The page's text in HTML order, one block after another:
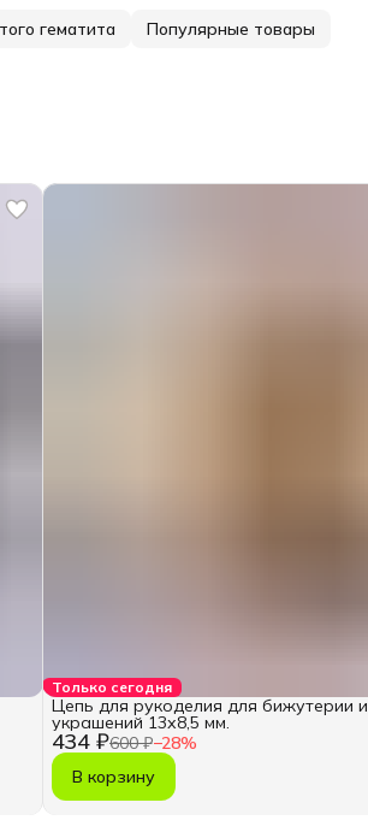
гематита Популярные товары
Только сегодня
434 ₽600 ₽−28%
Цепь для рукоделия для бижутерии и
украшений 13х8,5 мм.
В корзину